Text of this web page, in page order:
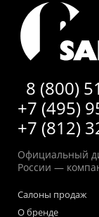
8 (800)
+7 (495)
+7 (812)
Официальный
России —
Салоны продаж
О бренде